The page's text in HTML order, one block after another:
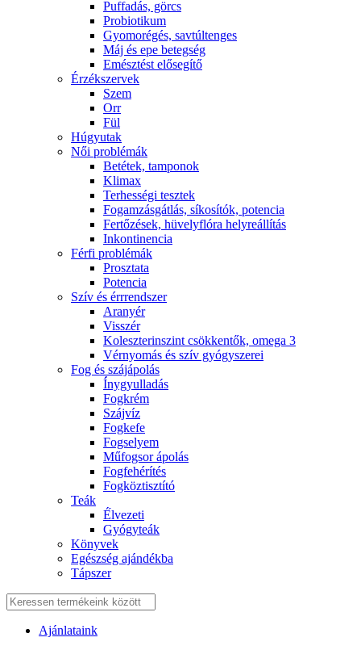
Puffadás, görcs
Probiotikum
Gyomorégés, savtúltenges
Máj és epe betegség
Emésztést elősegítő
Érzékszervek
Szem
Orr
Fül
Húgyutak
Női problémák
Betétek, tamponok
Klimax
Terhességi tesztek
Fogamzásgátlás, síkosítók, potencia
Fertőzések, hüvelyflóra helyreállítás
Inkontinencia
Férfi problémák
Prosztata
Potencia
Szív és érrrendszer
Aranyér
Visszér
Koleszterinszint csökkentők, omega 3
Vérnyomás és szív gyógyszerei
Fog és szájápolás
Í́nygyulladás
Fogkrém
Szájvíz
Fogkefe
Fogselyem
Műfogsor ápolás
Fogfehérítés
Fogköztisztító
Teák
É́lvezeti
Gyógyteák
Könyvek
Egészség ajándékba
Tápszer
Ajánlataink